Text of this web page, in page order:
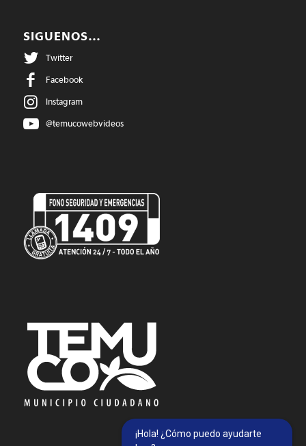
SIGUENOS…
Twitter
Facebook
Instagram
@temucowebvideos
¡Hola! ¿Cómo puedo ayudarte